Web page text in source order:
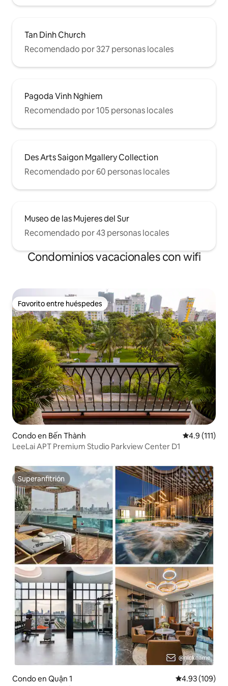
francesa, a solo unos pasos del corazón
boutique y galerías de arte. Literalmente
te estás quedando en el corazón de la
ciudad de Ho Chi Minh. A 3 minutos de
Bitexco Financial Tower, a 10 minutos de
tu puerta. Prepárate para explorar
Saigón, ¡la perla del Lejano Oriente!
Tan Dinh Church
Recomendado por 327 personas locales
Pagoda Vinh Nghiem
Recomendado por 105 personas locales
Des Arts Saigon Mgallery Collection
Recomendado por 60 personas locales
Museo de las Mujeres del Sur
Recomendado por 43 personas locales
Condominios vacacionales con wifi
Favorito entre huéspedes
Favorito entre huéspedes
Condo en Bến Thành Calificación
4.9 (111)
LeeLai APT Premium Studio Parkview Center D1
Superanfitrión
Superanfitrión
Condo en Quận 1 Calificación
4.93 (109)